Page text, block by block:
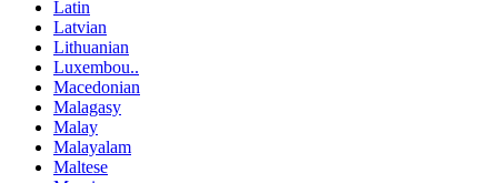
Latin
Latvian
Lithuanian
Luxembou..
Macedonian
Malagasy
Malay
Malayalam
Maltese